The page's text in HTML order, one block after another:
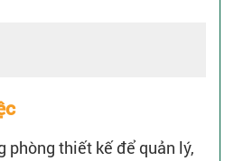
phòng thiết kế để quản lý,